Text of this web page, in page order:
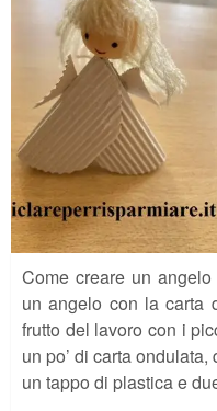
Come creare un
un angelo con la carta
frutto del lavoro con i
un po’ di carta
un tappo di plastica e